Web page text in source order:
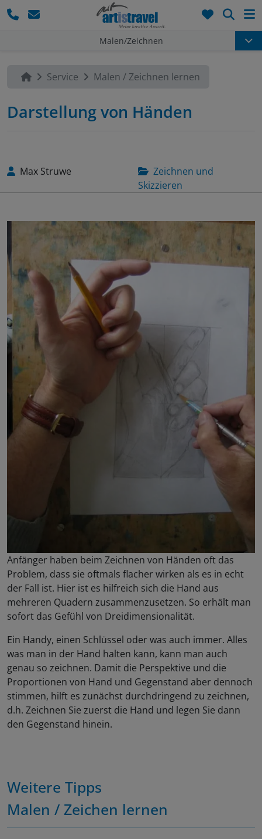
Malen/Zeichnen
Service Malen / Zeichnen lernen
Darstellung von Händen
Max Struwe
Zeichnen und
Skizzieren
Anfänger haben beim Zeichnen von Händen oft das
Problem, dass sie oftmals flacher wirken als es in echt
der Fall ist. Hier ist es hilfreich sich die Hand aus
mehreren Quadern zusammenzusetzen. So erhält man
sofort das Gefühl von Dreidimensionalität.
Ein Handy, einen Schlüssel oder was auch immer. Alles
was man in der Hand halten kann, kann man auch
genau so zeichnen. Damit die Perspektive und die
Proportionen von Hand und Gegenstand aber dennoch
stimmen, hilft es zunächst durchdringend zu zeichnen,
d.h. Zeichnen Sie zuerst die Hand und legen Sie dann
den Gegenstand hinein.
Weitere Tipps
Malen / Zeichen lernen